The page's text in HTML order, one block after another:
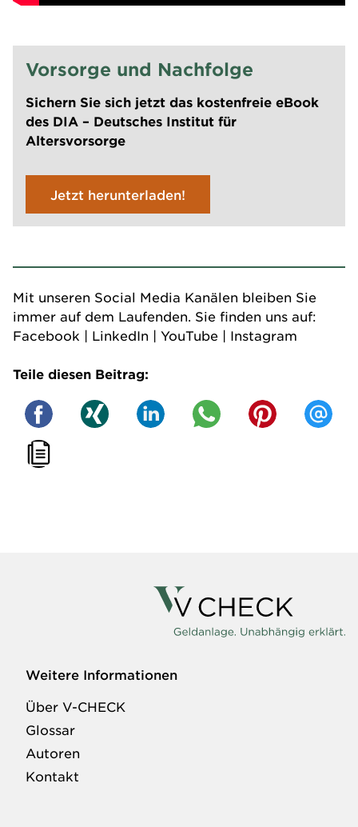
Vorsorge und Nachfolge
Sichern Sie sich jetzt das kostenfreie eBook
des DIA – Deutsches Institut für
Altersvorsorge
Jetzt herunterladen!
Mit unseren Social Media Kanälen bleiben Sie
immer auf dem Laufenden. Sie finden uns auf:
Facebook | LinkedIn | YouTube | Instagram
Teile diesen Beitrag:
Weitere Informationen
Über V-CHECK
Glossar
Autoren
Kontakt